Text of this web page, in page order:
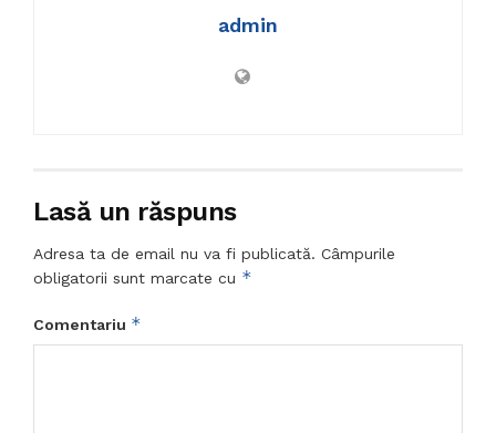
admin
Lasă un răspuns
Adresa ta de email nu va fi publicată. Câmpurile
obligatorii sunt marcate cu *
Comentariu *